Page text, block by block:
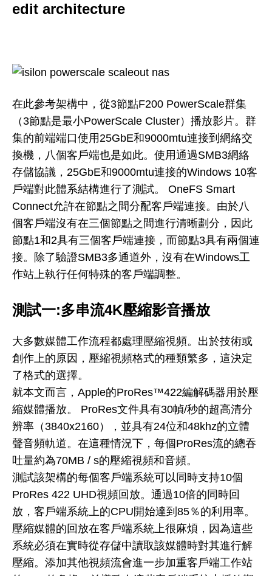
edit architecture
在此參考架構中，從3節點F200 PowerScale群集
（3節點是最小PowerScale Cluster）播放影片。群
集的前端端口使用25GbE和9000mtu連接到網絡交
換機，八個客戶端也是如此。使用通過SMB3網絡
存儲協議，25GbE和9000mtu連接的Windows 10客
戶端對此體系結構進行了測試。 OneFS Smart
Connect允許在節點之間分配客戶端連接。由於八
個客戶端沒有在三個節點之間進行清晰劃分，因此
節點1和2具有三個客戶端連接，而節點3具有兩個連
接。除了驗證SMB3多通道外，沒有在Windows工
作站上執行任何特殊的客戶端調整。
測試一:多串流4K壓縮影音播放
大多數媒體工作流程都處理壓縮視頻。出於技術或
創作上的原因，壓縮視頻格式的種類繁多，這決定
了格式的選擇。
就本文而言，Apple的ProRes™422編解碼器用於壓
縮媒體播放。 ProRes文件具有30幀/秒的超高清分
辨率（3840x2160），並具有24位和48khz的立體
聲音頻軌道。在這種情況下，每個ProRes流的總吞
吐量約為70MB / s的壓縮視頻和音頻。
測試該架構的每個客戶端系統可以同時支持10個
ProRes 422 UHD視頻回放。通過10倍的同時回
放，客戶端系統上的CPU開始達到85％的利用率。
壓縮媒體的回放在客戶端系統上很麻煩，因為這些
系統必須在實時從存儲中讀取該媒體時對其進行解
壓縮。添加其他視頻流會進一步加重客戶端工作站